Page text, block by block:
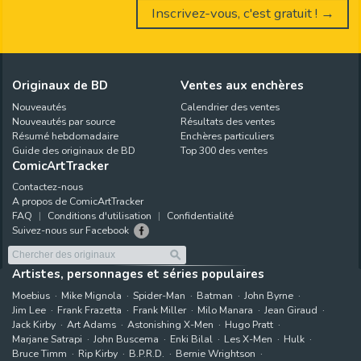
Inscrivez-vous, c'est gratuit ! →
Originaux de BD
Nouveautés
Nouveautés par source
Résumé hebdomadaire
Guide des originaux de BD
Ventes aux enchères
Calendrier des ventes
Résultats des ventes
Enchères particuliers
Top 300 des ventes
ComicArtTracker
Contactez-nous
A propos de ComicArtTracker
FAQ
Conditions d'utilisation
Confidentialité
Suivez-nous sur Facebook
Artistes, personnages et séries populaires
Moebius Mike Mignola Spider-Man Batman
John Byrne
Jim Lee
Frank Frazetta Frank Miller Milo Manara
Jean Giraud
Jack Kirby
Art Adams Astonishing X-Men
Hugo Pratt
Marjane Satrapi
John Buscema Enki Bilal Les X-Men
Hulk
Bruce Timm
Rip Kirby B.P.R.D.
Bernie Wrightson